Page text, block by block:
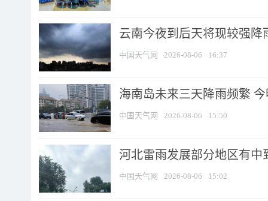
云南今夜到后天将现较强降
中国天气网 2026-08-06 16:37
海南岛未来三天降雨频繁
中国天气网 2026-08-06 15:50
河北雷雨发展部分地区有中
中国天气网 2026-08-06 15:02